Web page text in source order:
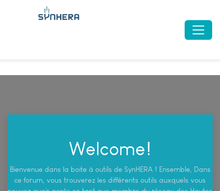
Welcome!
Bienvenue dans la boite à outils de SynHERA ! Ensemble, Dans
ce forum, vous trouverez les différents outils auxquels vous